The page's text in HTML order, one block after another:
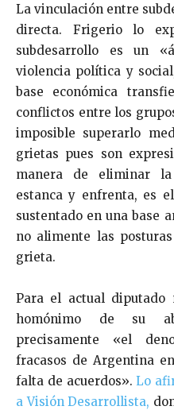
La vinculación entre
directa. Frigerio lo
subdesarrollo es un
violencia política y
base económica
conflictos entre los
imposible superarlo
grietas pues son
manera de eliminar
estanca y enfrenta, es
sustentado en una base
no alimente las
grieta.
Para el actual diputado
homónimo de su
precisamente «el
fracasos de Argentina
falta de acuerdos».Lo
a Visión Desarrollista,